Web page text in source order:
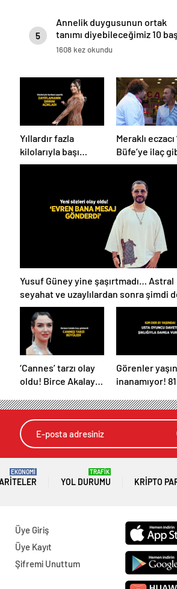
5
Annelik duygusunun ortak
tanımı diyebileceğimiz 10
1608 kez okundu
Yıllardır fazla
kilolarıyla başı
dertte! Yasemin
sırrını açıkladı
Meraklı eczacı
Büfe’ye ilaç
geldi!
Yusuf Güney yine şaşırtmadı… Astral
seyahat ve uzaylılardan sonra şimdi
evren! ‘Bana mesaj gönderdi’
‘Cannes’ tarzı olay
oldu! Birce Akalay
büyüledi
Görenler
inanamıyor! 81
Çehre fiziğiyle
gençlere taş
EKONOMİ
YOL DURUMU
TRAFİK
KRIPTO
Üye Giriş
Üye Kayıt
Şifremi Unuttum